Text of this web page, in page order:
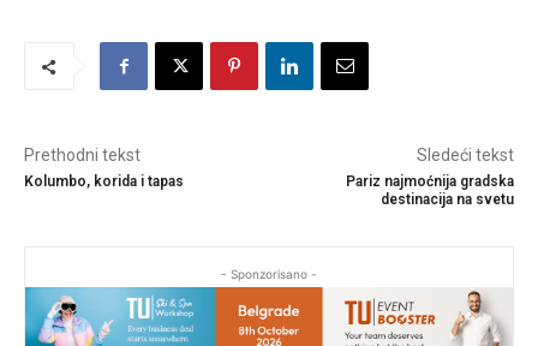
Prethodni tekst
Kolumbo, korida i tapas
Sledeći tekst
Pariz najmoćnija gradska
destinacija na svetu
- Sponzorisano -